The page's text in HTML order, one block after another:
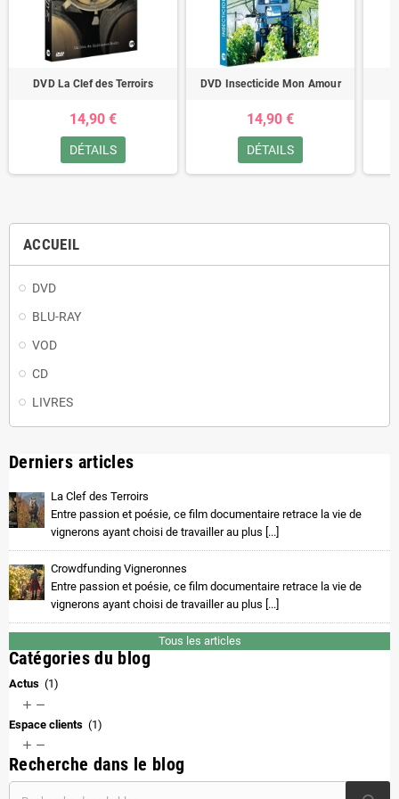
ACCUEIL
DVD
BLU-RAY
VOD
CD
LIVRES
Derniers articles
La Clef des Terroirs
Entre passion et poésie, ce film documentaire retrace la vie de
vignerons ayant choisi de travailler au plus [...]
Crowdfunding Vigneronnes
Entre passion et poésie, ce film documentaire retrace la vie de
vignerons ayant choisi de travailler au plus [...]
Tous les articles
Catégories du blog
Actus (1)
 
Espace clients (1)
 
Recherche dans le blog
DVD La Clef des Terroirs
14,90 €
DÉTAILS
DVD Insecticide Mon Amour
14,90 €
DÉTAILS